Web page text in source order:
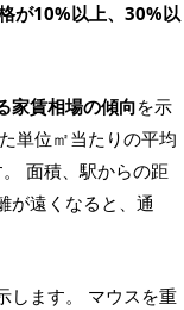
が10%以上、30%以
家賃相場の傾向を示
単位㎡当たりの平均
面積、駅からの距
が遠くなると、通
します。 マウスを重